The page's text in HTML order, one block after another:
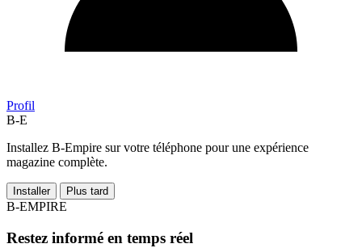
Profil
B-E
Installez B-Empire sur votre téléphone pour une expérience
magazine complète.
Installer Plus tard
B-EMPIRE
Restez informé en temps réel